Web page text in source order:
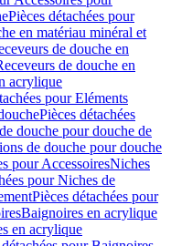
Pièces détachées pour
en matériau minéral et
de douche en
de douche en
acrylique
pour Eléments
Pièces détachées
douche pour douche de
de douche pour douche
pour AccessoiresNiches
pour Niches de
Pièces détachées pour
Baignoires en acrylique
en acrylique